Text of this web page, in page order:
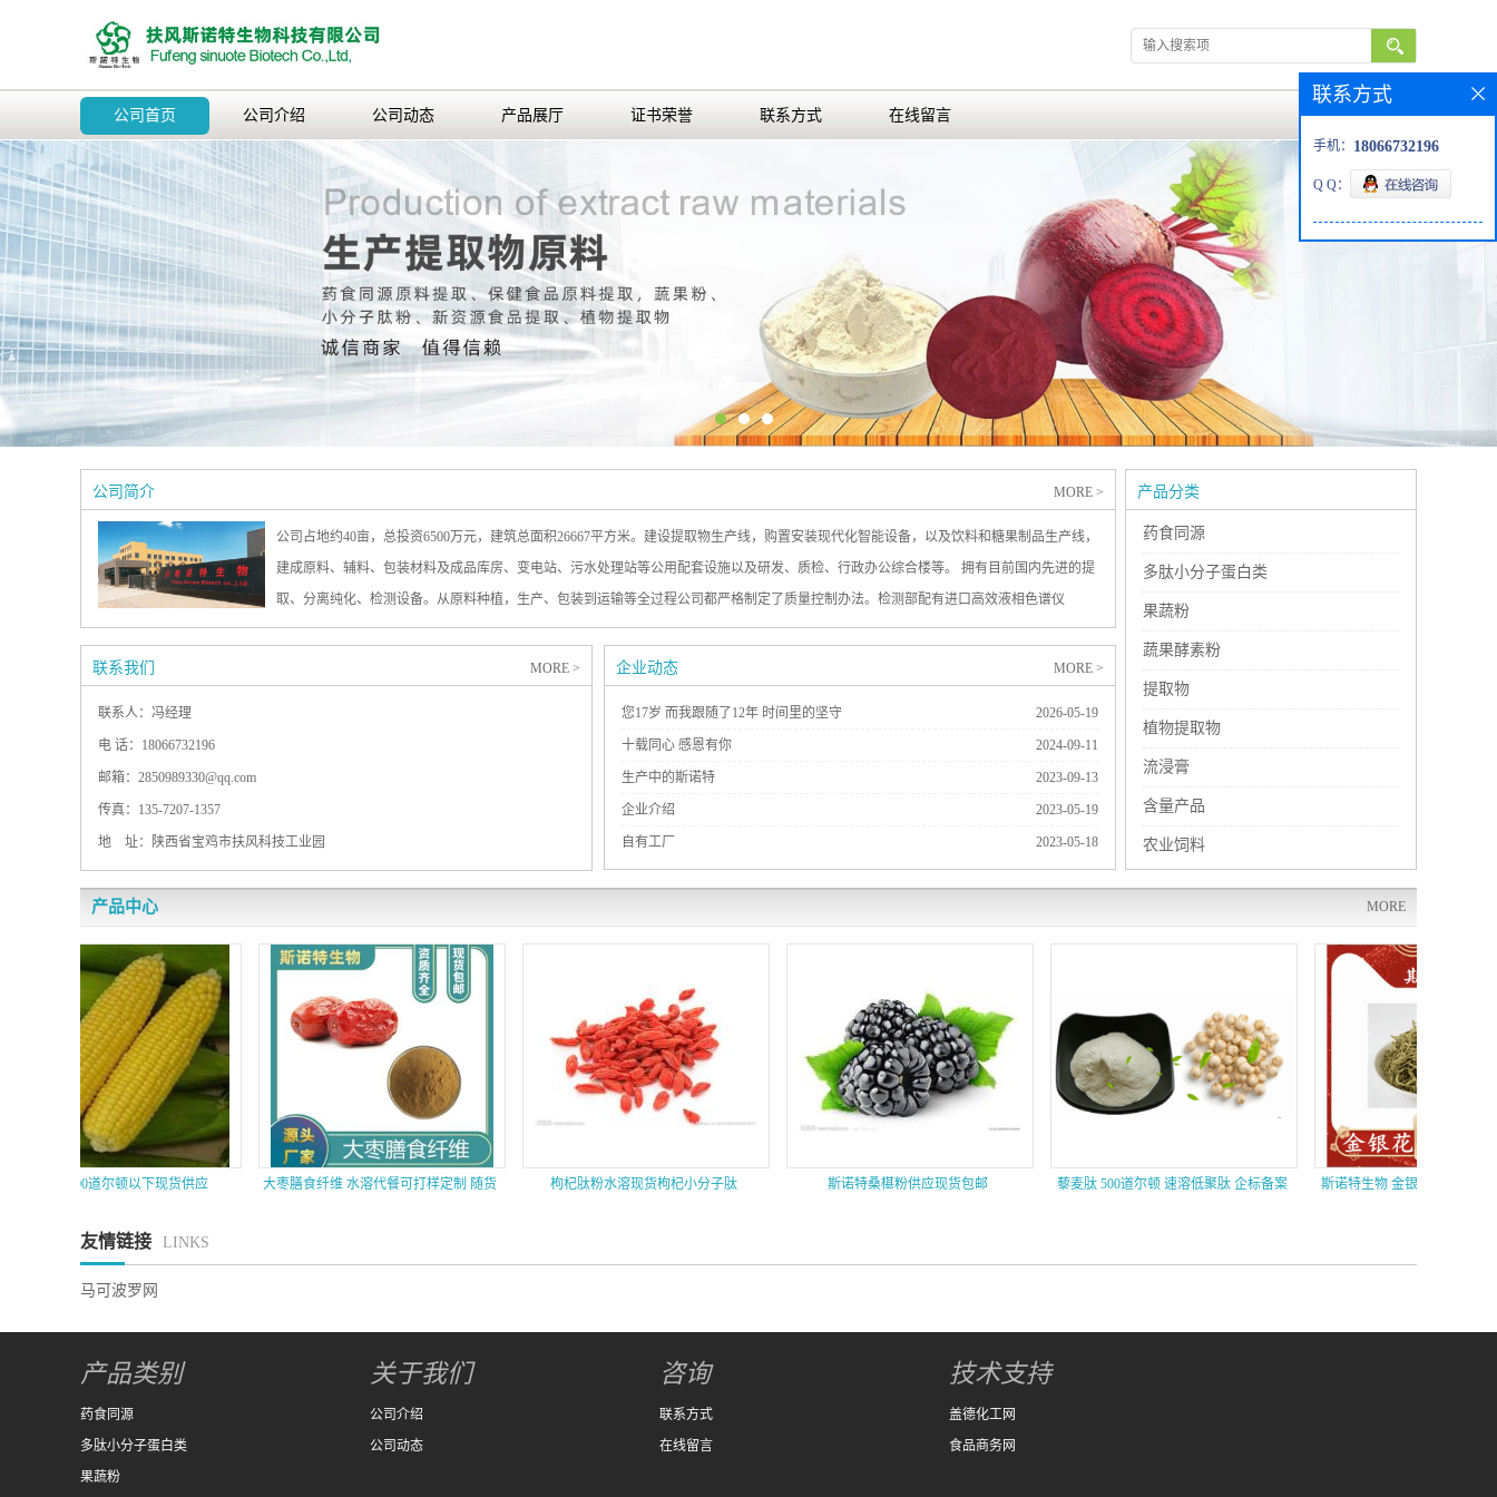
公司首页 公司介绍 公司动态 产品展厅 证书荣誉 联系方式 在线留言
公司简介 MORE >
公司占地约40亩，总投资6500万元，建筑总面积26667平方米。建设提取物生产线，购置安装现代化智能设备，以及饮料和糖果制品生产线，
建成原料、辅料、包装材料及成品库房、变电站、污水处理站等公用配套设施以及研发、质检、行政办公综合楼等。 拥有目前国内先进的提
取、分离纯化、检测设备。从原料种植，生产、包装到运输等全过程公司都严格制定了质量控制办法。检测部配有进口高效液相色谱仪
（HPLC）、高效气象色谱仪(GC)、紫外-可见分光光度计(UV)、快速水分测定仪等全套检测设备，全面控制产品含量、重金属、微量元素、
微生物等各项质量指标。 经营宗旨：以德立业，益善为本，自强开发，务实创新，产业报国 科学理念：开发于自然，忠实于科学，献身于健康，诚信于...
联系我们 MORE >
联系人：冯经理
电 话：18066732196
邮箱：2850989330@qq.com
传真：135-7207-1357
地 址：陕西省宝鸡市扶风科技工业园
企业动态 MORE >
您17岁 而我跟随了12年 时间里的坚守 2026-05-19
十载同心 感恩有你 2024-09-11
生产中的斯诺特 2023-09-13
企业介绍 2023-05-19
自有工厂 2023-05-18
产品分类
药食同源
多肽小分子蛋白类
果蔬粉
蔬果酵素粉
提取物
植物提取物
流浸膏
含量产品
农业饲料
产品中心 MORE
玉米肽 800道尔顿以下现货供应
大枣膳食纤维 水溶代餐可打样定制 随货
枸杞肽粉水溶现货枸杞小分子肽 斯诺特桑椹粉供应现货包邮
藜麦肽 500道尔顿 速溶低聚肽 企标备案
斯诺特生物 金银花粉三遍熬煮浓
联系方式
手机： 18066732196
Q Q：
友情链接 LINKS
马可波罗网
产品类别
药食同源
多肽小分子蛋白类
果蔬粉
关于我们
公司介绍
公司动态
咨询
联系方式
在线留言
技术支持
盖德化工网
食品商务网